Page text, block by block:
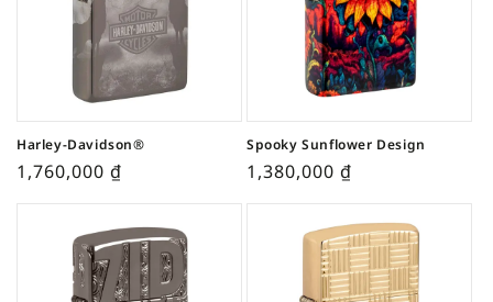
Harley-Davidson®
1,760,000 ₫
Spooky Sunflower Design
1,380,000 ₫